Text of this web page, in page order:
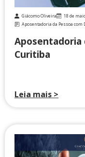
Giácomo Oliveira
18 de
Aposentadoria da Pessoa com
Curitiba
Leia mais >